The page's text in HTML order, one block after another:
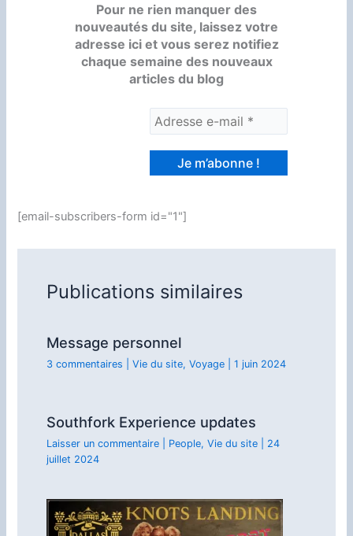
Pour ne rien manquer des
nouveautés du site, laissez votre
adresse ici et vous serez notifiez
chaque semaine des nouveaux
articles du blog
[email-subscribers-form id="1"]
Publications similaires
Message personnel
3 commentaires Vie du site, Voyage| 1 juin 2024
Southfork Experience updates
Laisser un commentaire People, Vie du site| 24
juillet 2024